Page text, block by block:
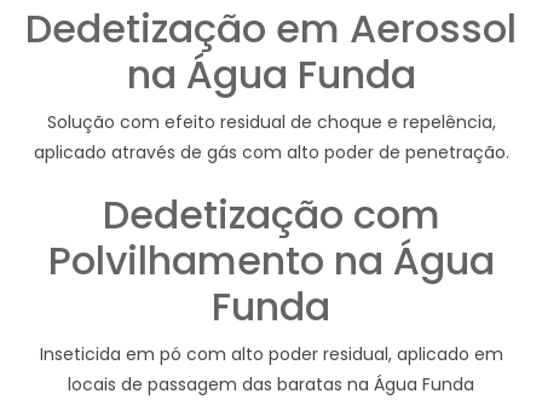
Dedetização em Aerossol
na Água Funda
Solução com efeito residual de choque e repelência,
aplicado através de gás com alto poder de penetração.
Dedetização com
Polvilhamento na Água
Funda
Inseticida em pó com alto poder residual, aplicado em
locais de passagem das baratas na Água Funda